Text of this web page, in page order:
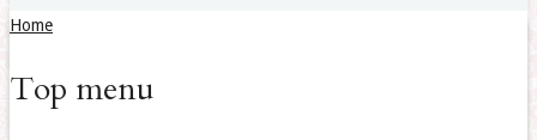
Home
Top menu